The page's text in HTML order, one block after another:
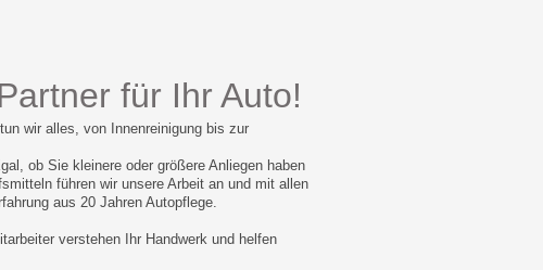
für Ihr Auto!
wir alles, von Innenreinigung bis zur
ob Sie kleinere oder größere Anliegen haben
führen wir unsere Arbeit an und mit allen
aus 20 Jahren Autopflege.
verstehen Ihr Handwerk und helfen